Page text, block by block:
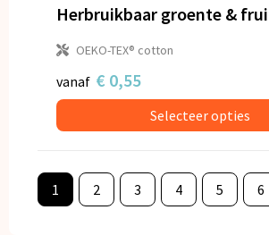
OEKO-TEX® cotton
vanaf € 0,55
Selecteer opties
1 2 3 4 5 6